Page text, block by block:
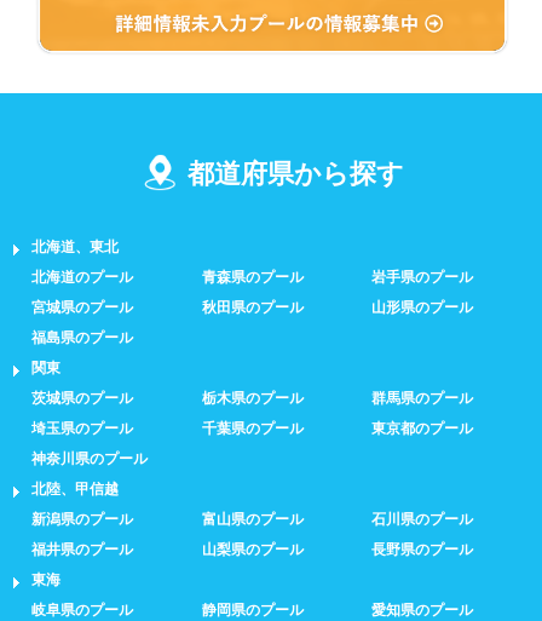
都道府県から探す
北海道、東北
北海道のプール
青森県のプール
岩手県のプール
宮城県のプール
秋田県のプール
山形県のプール
福島県のプール
関東
茨城県のプール
栃木県のプール
群馬県のプール
埼玉県のプール
千葉県のプール
東京都のプール
神奈川県のプール
北陸、甲信越
新潟県のプール
富山県のプール
石川県のプール
福井県のプール
山梨県のプール
長野県のプール
東海
岐阜県のプール
静岡県のプール
愛知県のプール